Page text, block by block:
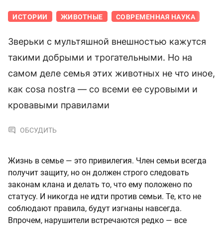
ИСТОРИИ ЖИВОТНЫЕ СОВРЕМЕННАЯ НАУКА
Зверьки с мультяшной внешностью кажутся
такими добрыми и трогательными. Но на
самом деле семья этих животных не что иное,
как cosa nostra — со всеми ее суровыми и
кровавыми правилами
ОБСУДИТЬ
Жизнь в семье — это привилегия. Член семьи всегда
получит защиту, но он должен строго следовать
законам клана и делать то, что ему положено по
статусу. И никогда не идти против семьи. Те, кто не
соблюдают правила, будут изгнаны навсегда.
Впрочем, нарушители встречаются редко — все